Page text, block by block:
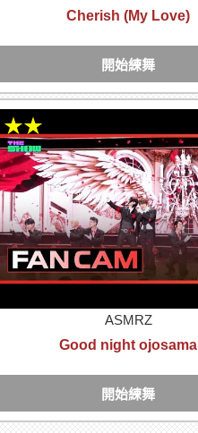
Cherish (My Love)
開始練舞
ASMRZ
Good night ojosama
開始練舞
★★